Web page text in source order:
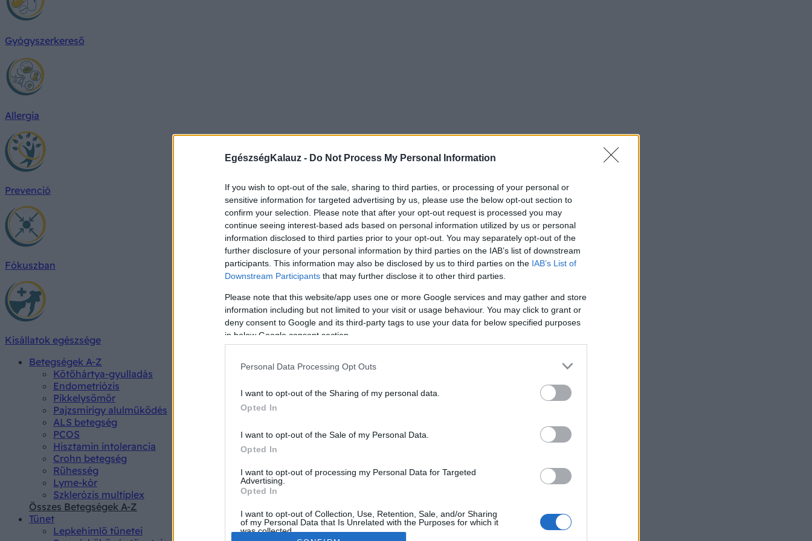
EgészségKalauz - Do Not Process My Personal Information
If you wish to opt-out of the sale, sharing to third parties, or processing of your personal or
sensitive information for targeted advertising by us, please use the below opt-out section to
confirm your selection. Please note that after your opt-out request is processed you may
continue seeing interest-based ads based on personal information utilized by us or personal
information disclosed to third parties prior to your opt-out. You may separately opt-out of the
further disclosure of your personal information by third parties on the IAB’s list of downstream
participants. This information may also be disclosed by us to third parties on the IAB’s List of
Downstream Participants that may further disclose it to other third parties.
Please note that this website/app uses one or more Google services and may gather and store
information including but not limited to your visit or usage behaviour. You may click to grant or
deny consent to Google and its third-party tags to use your data for below specified purposes
in below Google consent section.
Personal Data Processing Opt Outs
I want to opt-out of the Sharing of my personal data.
Opted In
I want to opt-out of the Sale of my Personal Data.
Opted In
I want to opt-out of processing my Personal Data for Targeted
Advertising.
Opted In
I want to opt-out of Collection, Use, Retention, Sale, and/or Sharing
of my Personal Data that Is Unrelated with the Purposes for which it
was collected.
Gyógyszerkereső
Allergia
Prevenció
Fókuszban
Kisállatok egészsége
Betegségek A-Z
Kötőhártya-gyulladás
Endometriózis
Pikkelysömör
Pajzsmirigy alulműködés
ALS betegség
PCOS
Hisztamin intolerancia
Crohn betegség
Rühesség
Lyme-kór
Szklerózis multiplex
Összes Betegségek A-Z
Tünet
Lepkehimlő tünetei